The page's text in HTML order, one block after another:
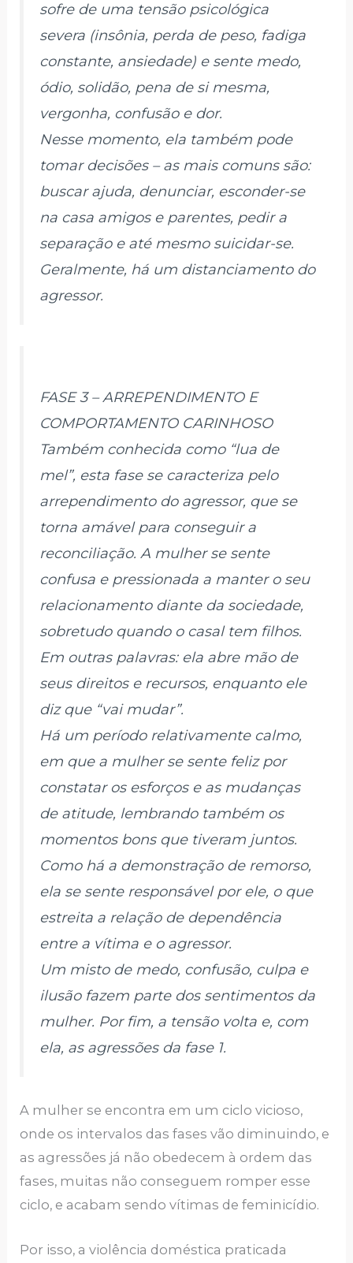
sofre de uma tensão psicológica
severa (insônia, perda de peso, fadiga
constante, ansiedade) e sente medo,
ódio, solidão, pena de si mesma,
vergonha, confusão e dor.
Nesse momento, ela também pode
tomar decisões – as mais comuns são:
buscar ajuda, denunciar, esconder-se
na casa amigos e parentes, pedir a
separação e até mesmo suicidar-se.
Geralmente, há um distanciamento do
agressor.
FASE 3 – ARREPENDIMENTO E
COMPORTAMENTO CARINHOSO
Também conhecida como “lua de
mel”, esta fase se caracteriza pelo
arrependimento do agressor, que se
torna amável para conseguir a
reconciliação. A mulher se sente
confusa e pressionada a manter o seu
relacionamento diante da sociedade,
sobretudo quando o casal tem filhos.
Em outras palavras: ela abre mão de
seus direitos e recursos, enquanto ele
diz que “vai mudar”.
Há um período relativamente calmo,
em que a mulher se sente feliz por
constatar os esforços e as mudanças
de atitude, lembrando também os
momentos bons que tiveram juntos.
Como há a demonstração de remorso,
ela se sente responsável por ele, o que
estreita a relação de dependência
entre a vítima e o agressor.
Um misto de medo, confusão, culpa e
ilusão fazem parte dos sentimentos da
mulher. Por fim, a tensão volta e, com
ela, as agressões da fase 1.
A mulher se encontra em um ciclo vicioso,
onde os intervalos das fases vão diminuindo, e
as agressões já não obedecem à ordem das
fases, muitas não conseguem romper esse
ciclo, e acabam sendo vítimas de feminicídio.
Por isso, a violência doméstica praticada